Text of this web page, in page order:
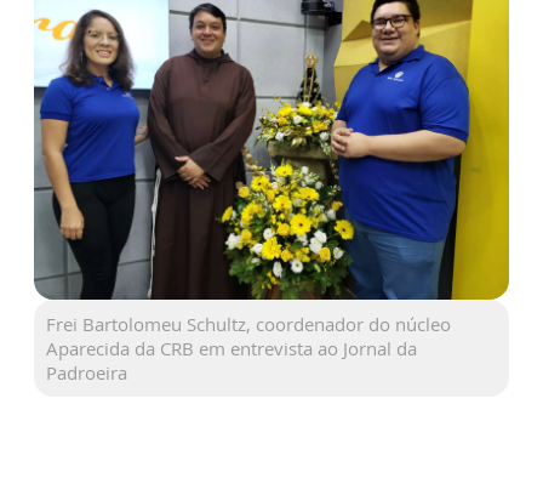
Frei Bartolomeu Schultz, coordenador do núcleo
Aparecida da CRB em entrevista ao Jornal da
Padroeira